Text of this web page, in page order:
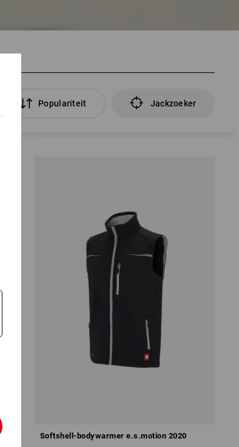
Populariteit Jackzoeker
Softshell-bodywarmer e.s.motion 2020